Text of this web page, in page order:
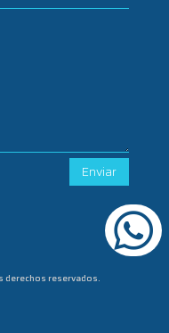
Enviar

derechos reservados.